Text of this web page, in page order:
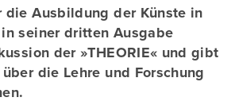
die Ausbildung der Künste in
seiner dritten Ausgabe
der »THEORIE« und gibt
die Lehre und Forschung